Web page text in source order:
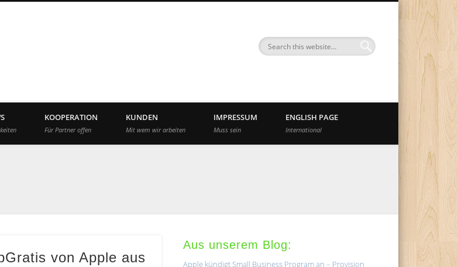
KOOPERATION
Für Partner offen
KUNDEN
Mit wem wir arbeiten
IMPRESSUM
Muss sein
ENGLISH PAGE
International
von Apple aus
Aus unserem Blog:
Apple kündigt Small Business Program an – Provision